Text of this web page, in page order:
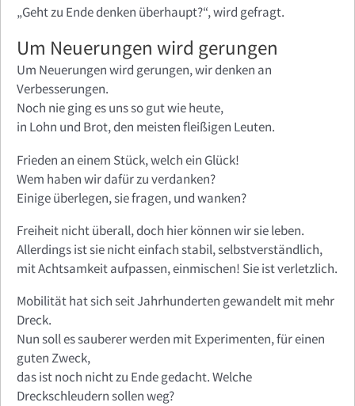
„Geht zu Ende denken überhaupt?“, wird gefragt.
Um Neuerungen wird gerungen
Um Neuerungen wird gerungen, wir denken an
Verbesserungen.
Noch nie ging es uns so gut wie heute,
in Lohn und Brot, den meisten fleißigen Leuten.
Frieden an einem Stück, welch ein Glück!
Wem haben wir dafür zu verdanken?
Einige überlegen, sie fragen, und wanken?
Freiheit nicht überall, doch hier können wir sie leben.
Allerdings ist sie nicht einfach stabil, selbstverständlich,
mit Achtsamkeit aufpassen, einmischen! Sie ist verletzlich.
Mobilität hat sich seit Jahrhunderten gewandelt mit mehr
Dreck.
Nun soll es sauberer werden mit Experimenten, für einen
guten Zweck,
das ist noch nicht zu Ende gedacht. Welche
Dreckschleudern sollen weg?